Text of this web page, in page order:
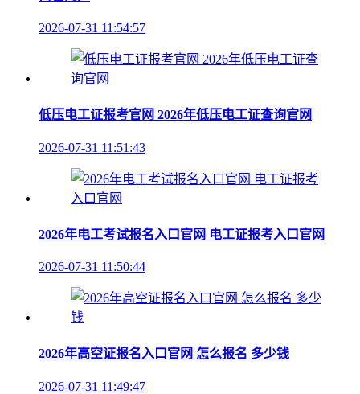
2026-07-31 11:54:57
低压电工证报考官网 2026年低压电工证查询官网
2026-07-31 11:51:43
2026年电工考试报名入口官网 电工证报考入口官网
2026-07-31 11:50:44
2026年高空证报名入口官网 怎么报名 多少钱
2026-07-31 11:49:47